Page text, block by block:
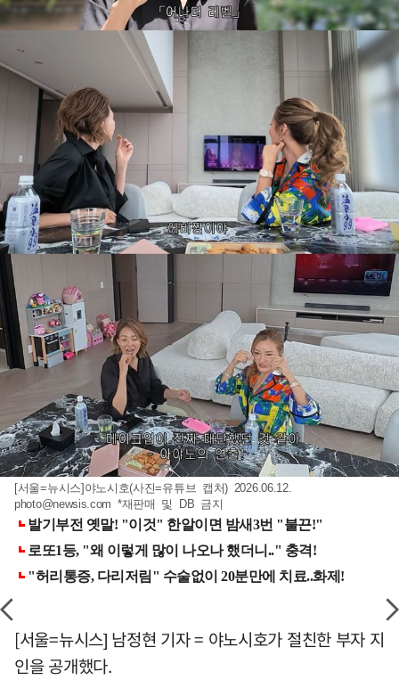
[서울=뉴시스]야노시호(사진=유튜브 캡처) 2026.06.12.
photo@newsis.com *재판매 및 DB 금지
[서울=뉴시스] 남정현 기자 = 야노시호가 절친한 부자 지
인을 공개했다.